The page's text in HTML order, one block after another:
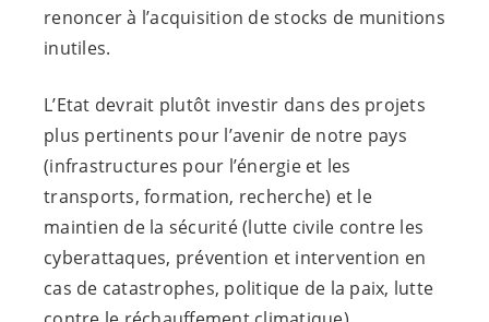
renoncer à l’acquisition de stocks de munitions
inutiles.
L’Etat devrait plutôt investir dans des projets
plus pertinents pour l’avenir de notre pays
(infrastructures pour l’énergie et les
transports, formation, recherche) et le
maintien de la sécurité (lutte civile contre les
cyberattaques, prévention et intervention en
cas de catastrophes, politique de la paix, lutte